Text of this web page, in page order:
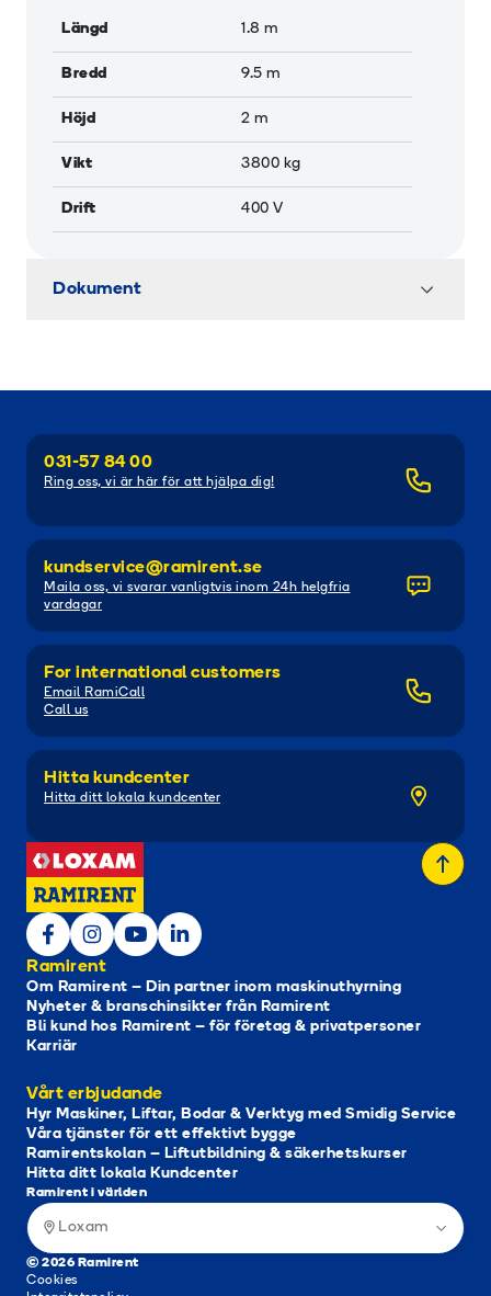
Längd 1.8 m
Bredd 9.5 m
Höjd 2 m
Vikt 3800 kg
Drift 400 V
Dokument
031-57 84 00
Ring oss, vi är här för att hjälpa dig!
kundservice@ramirent.se
Maila oss, vi svarar vanligtvis inom 24h helgfria
vardagar
For international customers
Email RamiCall
Call us
Hitta kundcenter
Hitta ditt lokala kundcenter
Ramirent
Om Ramirent – Din partner inom maskinuthyrning
Nyheter & branschinsikter från Ramirent
Bli kund hos Ramirent – för företag & privatpersoner
Karriär
Vårt erbjudande
Hyr Maskiner, Liftar, Bodar & Verktyg med Smidig Service
Våra tjänster för ett effektivt bygge
Ramirentskolan – Liftutbildning & säkerhetskurser
Hitta ditt lokala Kundcenter
© 2026 Ramirent
Cookies
Ramirent i världen
Loxam